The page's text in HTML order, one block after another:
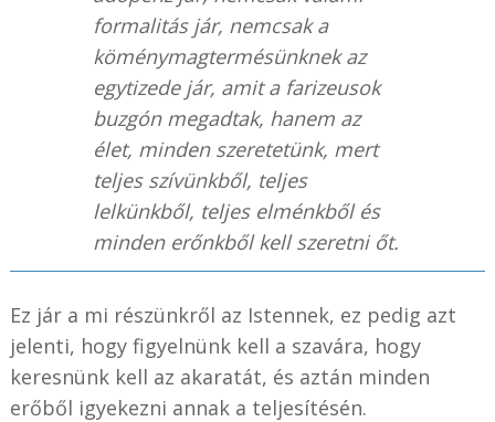
formalitás jár, nemcsak a
köménymagtermésünknek az
egytizede jár, amit a farizeusok
buzgón megadtak, hanem az
élet, minden szeretetünk, mert
teljes szívünkből, teljes
lelkünkből, teljes elménkből és
minden erőnkből kell szeretni őt.
Ez jár a mi részünkről az Istennek, ez pedig azt
jelenti, hogy figyelnünk kell a szavára, hogy
keresnünk kell az akaratát, és aztán minden
erőből igyekezni annak a teljesítésén.